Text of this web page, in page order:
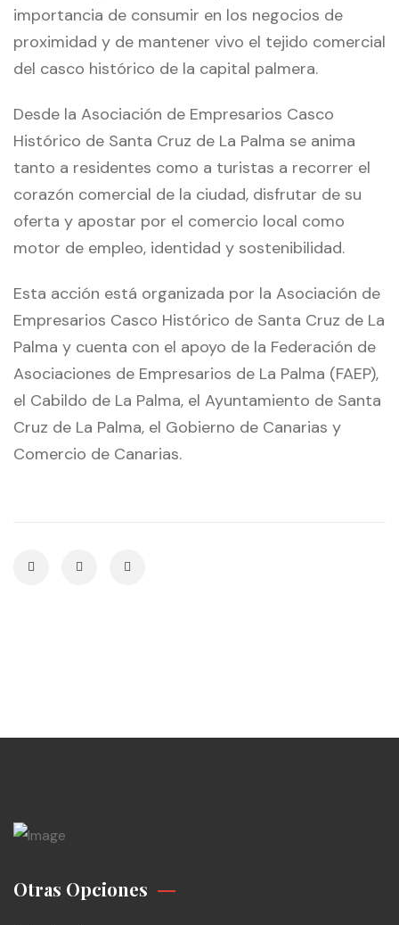
importancia de consumir en los negocios de
proximidad y de mantener vivo el tejido comercial
del casco histórico de la capital palmera.
Desde la Asociación de Empresarios Casco
Histórico de Santa Cruz de La Palma se anima
tanto a residentes como a turistas a recorrer el
corazón comercial de la ciudad, disfrutar de su
oferta y apostar por el comercio local como
motor de empleo, identidad y sostenibilidad.
Esta acción está organizada por la Asociación de
Empresarios Casco Histórico de Santa Cruz de La
Palma y cuenta con el apoyo de la Federación de
Asociaciones de Empresarios de La Palma (FAEP),
el Cabildo de La Palma, el Ayuntamiento de Santa
Cruz de La Palma, el Gobierno de Canarias y
Comercio de Canarias.
Otras Opciones